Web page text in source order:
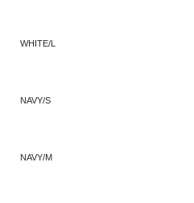
WHITE/L
NAVY/S
NAVY/M